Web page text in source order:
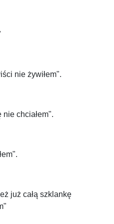
nie żywiłem".
chciałem".
już całą szklankę